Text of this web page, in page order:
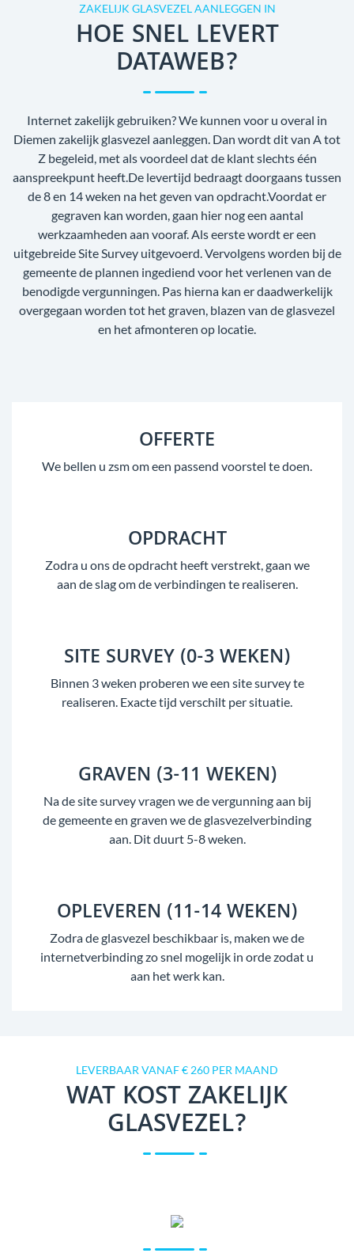
ZAKELIJK GLASVEZEL AANLEGGEN IN
HOE SNEL LEVERT
DATAWEB?
Internet zakelijk gebruiken? We kunnen voor u overal in
Diemen zakelijk glasvezel aanleggen. Dan wordt dit van A tot
Z begeleid, met als voordeel dat de klant slechts één
aanspreekpunt heeft.De levertijd bedraagt doorgaans tussen
de 8 en 14 weken na het geven van opdracht.Voordat er
gegraven kan worden, gaan hier nog een aantal
werkzaamheden aan vooraf. Als eerste wordt er een
uitgebreide Site Survey uitgevoerd. Vervolgens worden bij de
gemeente de plannen ingediend voor het verlenen van de
benodigde vergunningen. Pas hierna kan er daadwerkelijk
overgegaan worden tot het graven, blazen van de glasvezel
en het afmonteren op locatie.
OFFERTE
We bellen u zsm om een passend voorstel te doen.
OPDRACHT
Zodra u ons de opdracht heeft verstrekt, gaan we
aan de slag om de verbindingen te realiseren.
SITE SURVEY (0-3 WEKEN)
Binnen 3 weken proberen we een site survey te
realiseren. Exacte tijd verschilt per situatie.
GRAVEN (3-11 WEKEN)
Na de site survey vragen we de vergunning aan bij
de gemeente en graven we de glasvezelverbinding
aan. Dit duurt 5-8 weken.
OPLEVEREN (11-14 WEKEN)
Zodra de glasvezel beschikbaar is, maken we de
internetverbinding zo snel mogelijk in orde zodat u
aan het werk kan.
LEVERBAAR VANAF € 260 PER MAAND
WAT KOST ZAKELIJK
GLASVEZEL?